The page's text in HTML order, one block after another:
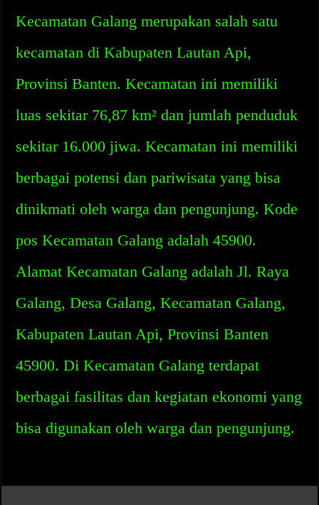
Kecamatan Galang merupakan salah satu
kecamatan di Kabupaten Lautan Api,
Provinsi Banten. Kecamatan ini memiliki
luas sekitar 76,87 km² dan jumlah penduduk
sekitar 16.000 jiwa. Kecamatan ini memiliki
berbagai potensi dan pariwisata yang bisa
dinikmati oleh warga dan pengunjung. Kode
pos Kecamatan Galang adalah 45900.
Alamat Kecamatan Galang adalah Jl. Raya
Galang, Desa Galang, Kecamatan Galang,
Kabupaten Lautan Api, Provinsi Banten
45900. Di Kecamatan Galang terdapat
berbagai fasilitas dan kegiatan ekonomi yang
bisa digunakan oleh warga dan pengunjung.